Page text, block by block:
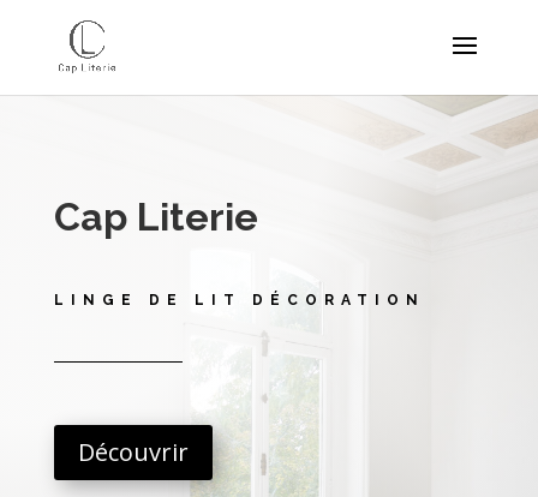
Cap Literie
LINGE DE LIT DÉCORATION
Découvrir